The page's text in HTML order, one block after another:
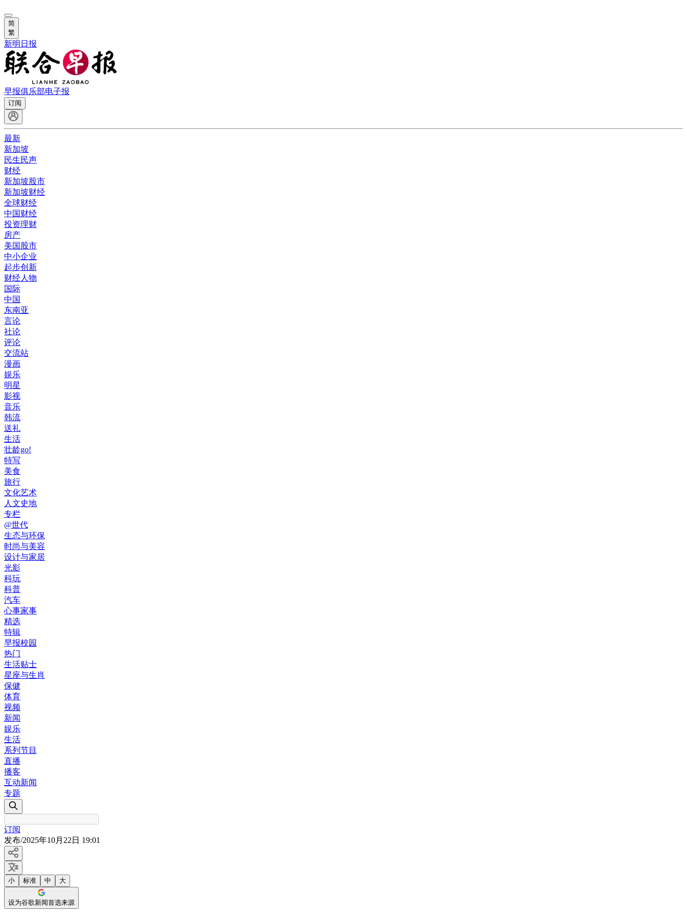
简
繁
新明日报
早报俱乐部电子报
订阅
最新
新加坡
民生民声
财经
新加坡股市
新加坡财经
全球财经
中国财经
投资理财
房产
美国股市
中小企业
起步创新
财经人物
国际
中国
东南亚
言论
社论
评论
交流站
漫画
娱乐
明星
影视
音乐
韩流
送礼
生活
壮龄go!
特写
美食
旅行
文化艺术
人文史地
专栏
@世代
生态与环保
时尚与美容
设计与家居
光影
科玩
科普
汽车
心事家事
精选
特辑
早报校园
热门
生活贴士
星座与生肖
保健
体育
视频
新闻
娱乐
生活
系列节目
直播
播客
互动新闻
专题
订阅
发布/2025年10月22日 19:01
小 标准 中 大
设为谷歌新闻首选来源